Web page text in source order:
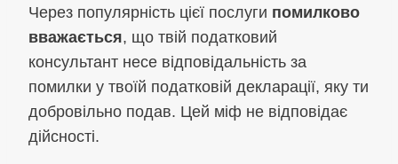
Через популярність цієї послуги помилково
вважається, що твій податковий
консультант несе відповідальність за
помилки у твоїй податковій декларації, яку ти
добровільно подав. Цей міф не відповідає
дійсності.